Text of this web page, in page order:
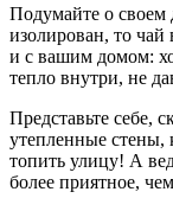
Подумайте о своем
изолирован, то чай
и с вашим домом:
тепло внутри, не
Представьте себе,
утепленные стены,
топить улицу! А
более приятное,